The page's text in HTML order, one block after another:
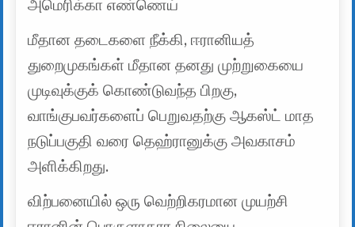
அமெரிக்கா எண்ணெய்
மீதான தடைகளை நீக்கி, ஈரானியத்
துறைமுகங்கள் மீதான தனது முற்றுகையை
முடிவுக்குக் கொண்டுவந்த பிறகு,
வாங்குபவர்களைப் பெறுவதற்கு ஆகஸ்ட் மாத
நடுப்பகுதி வரை தெஹ்ரானுக்கு அவகாசம்
அளிக்கிறது.
விற்பனையில் ஒரு வெற்றிகரமான முயற்சி